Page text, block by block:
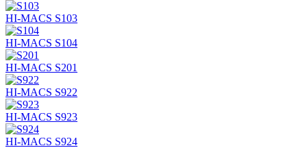
HI-MACS S103
HI-MACS S104
HI-MACS S201
HI-MACS S922
HI-MACS S923
HI-MACS S924